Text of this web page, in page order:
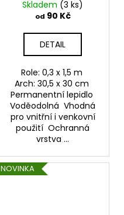
Rainbow - Burgundy
Samolepící vinylová
Skladem (3 ks)
od 90 Kč
DETAIL
Role: 0,3 x 1,5 m
Arch: 30,5 x 30 cm
Permanentní lepidlo
Voděodolná Vhodná
pro vnitřní i venkovní
použití Ochranná
vrstva ...
NOVINKA